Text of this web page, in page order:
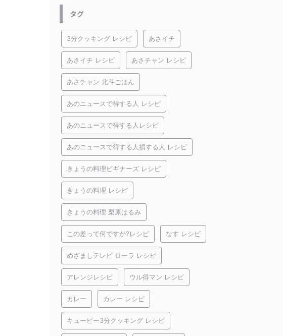
タグ
3分クッキング レシピ あさイチ
あさイチ レシピ あさチャン レシピ
あさチャン 北斗ごはん
あのニュースで得する人 レシピ
あのニュースで得する人レシピ
あのニュースで得する人損する人 レシピ
きょうの料理ビギナーズ レシピ
きょうの料理 レシピ
きょうの料理 栗原はるみ
この差って何ですか?レシピ なす レシピ
めざましテレビ ローラ レシピ
アレンジレシピ ウル得マン レシピ
カレー カレー レシピ
キューピー3分クッキング レシピ